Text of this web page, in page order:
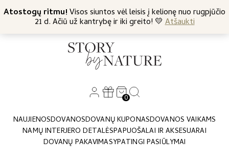
Atostogų ritmu!Visos siuntos vėl leisis į kelionę nuo rugpjūčio
21 d. Ačiū už kantrybę ir iki greito! 💛Atšaukti
Nemokamas siuntimas nuo 45 Eur +370 682 57369
0
NAUJIENOSDOVANOSDOVANŲ KUPONASDOVANOS VAIKAMS
NAMŲ INTERJERO DETALĖSPAPUOŠALAI IR AKSESUARAI
DOVANŲ PAKAVIMASYPATINGI PASIŪLYMAI